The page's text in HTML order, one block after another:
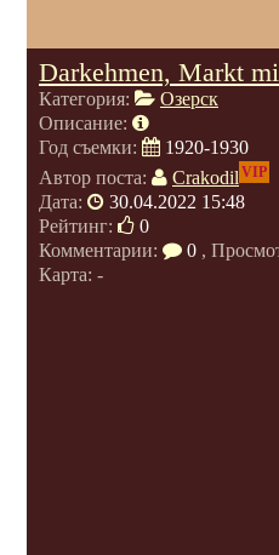
Darkehmen, Markt
Категория:
Озерск
Описание:
Год съемки:
1920-1930
Автор поста:
Crakodil VIP
Дата:
30.04.2022 15:48
Рейтинг:
0
Комментарии:
0 ,
Карта: -